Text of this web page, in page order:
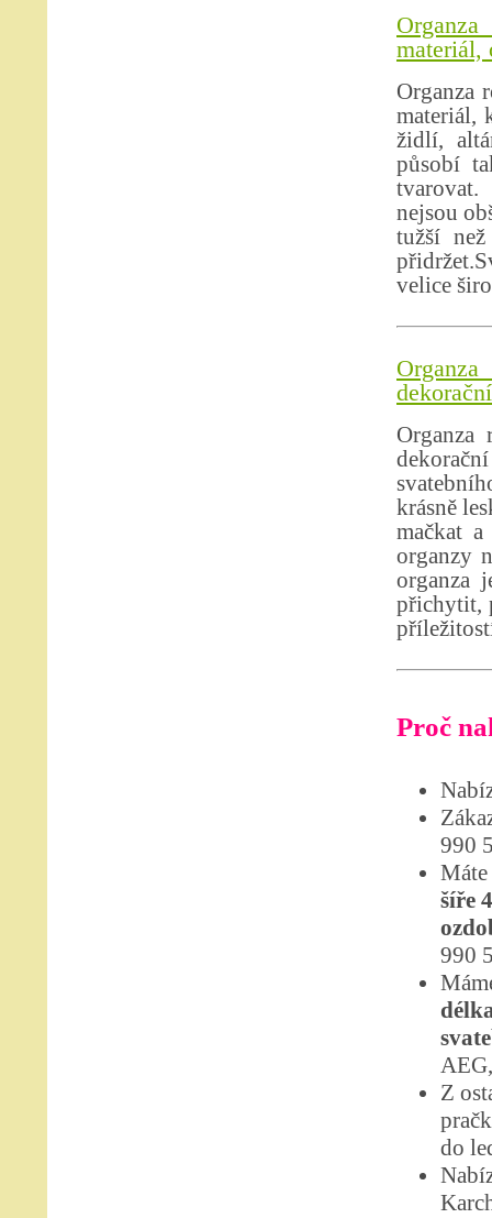
materiál,
Organza
materiál,
židlí,
působí
nejsou
tužší
velice
krásně
mačkat
organzy
organza
přichytit,
Proč
990
šíře
990
Z
do